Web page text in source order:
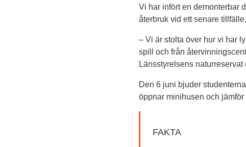
Vi har infört en demonterbar
återbruk vid ett senare
– Vi är stolta över hur vi har
spill och från
Länsstyrelsens
Den 6 juni bjuder
öppnar minihusen och
FAKTA